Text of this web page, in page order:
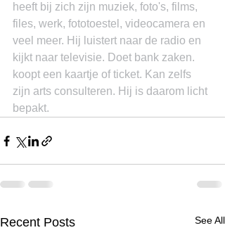
heeft bij zich zijn muziek, foto's, films,
files, werk, fototoestel, videocamera en
veel meer. Hij luistert naar de radio en
kijkt naar televisie. Doet bank zaken.
koopt een kaartje of ticket. Kan zelfs
zijn arts consulteren. Hij is daarom licht
bepakt.
Recent Posts See All